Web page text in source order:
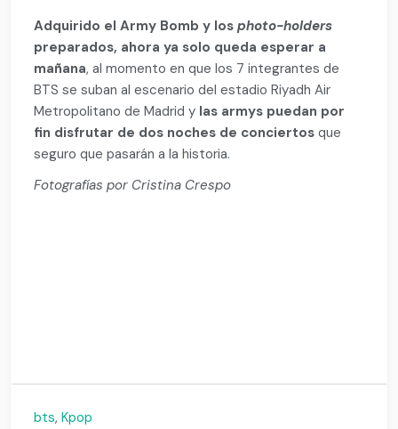
Adquirido el Army Bomb y losphoto-holders
preparados, ahora ya solo queda esperar a
mañana, al momento en que los 7 integrantes de
BTS se suban al escenario del estadio Riyadh Air
Metropolitano de Madrid y las armys puedan por
fin disfrutar de dos noches de conciertos que
seguro que pasarán a la historia.
Fotografías por Cristina Crespo
bts,Kpop